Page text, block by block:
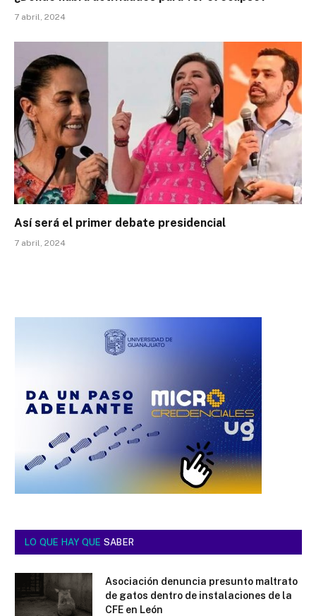
7 abril, 2024
Así será el primer debate presidencial
7 abril, 2024
LO QUE HAY QUE SABER
Asociación denuncia presunto maltrato
de gatos dentro de instalaciones de la
CFE en León